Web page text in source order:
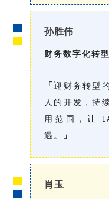
孙胜伟
财务数字化转
「迎财务转型
人的开发，持
用范围，让
遇。
」
肖玉